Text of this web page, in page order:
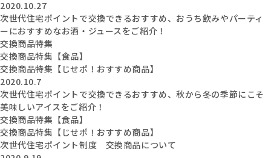
2020.10.27
次世代住宅ポイントで交換できるおすすめ、おうち飲みやパーティ
ーにおすすめなお酒・ジュースをご紹介！
交換商品特集
交換商品特集【食品】
交換商品特集【じせポ！おすすめ商品】
2020.10.7
次世代住宅ポイントで交換できるおすすめ、秋から冬の季節にこそ
美味しいアイスをご紹介！
交換商品特集【食品】
交換商品特集【じせポ！おすすめ商品】
次世代住宅ポイント制度 交換商品について